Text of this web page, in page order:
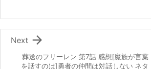
葬送のフリーレン 第7話 感想[魔族が言葉
を話すのは]勇者の仲間は対話しない ネタ

Next